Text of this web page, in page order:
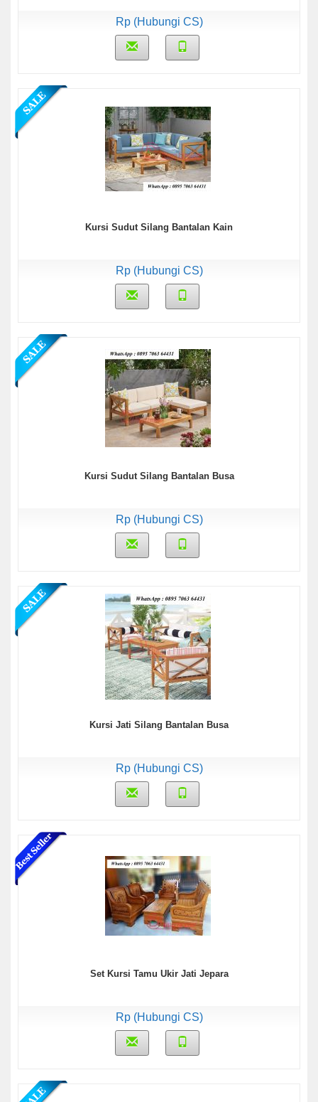
Rp (Hubungi CS)
Kursi Sudut Silang Bantalan Kain
Rp (Hubungi CS)
Kursi Sudut Silang Bantalan Busa
Rp (Hubungi CS)
Kursi Jati Silang Bantalan Busa
Rp (Hubungi CS)
Set Kursi Tamu Ukir Jati Jepara
Rp (Hubungi CS)